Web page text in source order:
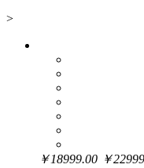
>
￥18999.00 ￥